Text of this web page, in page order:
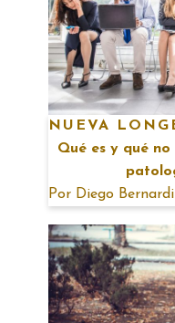
NUEVA
Qué es y qué
Por Diego